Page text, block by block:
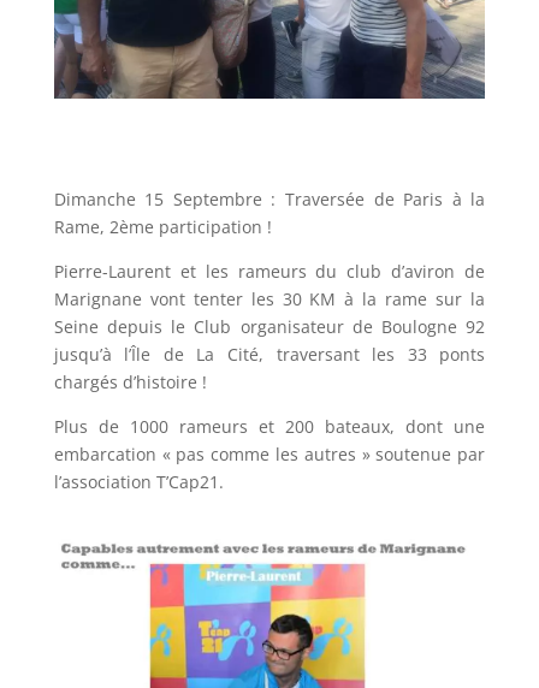
Dimanche 15 Septembre : Traversée de Paris à la
Rame, 2ème participation !
Pierre-Laurent et les rameurs du club d’aviron de
Marignane vont tenter les 30 KM à la rame sur la
Seine depuis le Club organisateur de Boulogne 92
jusqu’à l’Île de La Cité, traversant les 33 ponts
chargés d’histoire !
Plus de 1000 rameurs et 200 bateaux, dont une
embarcation « pas comme les autres » soutenue par
l’association T’Cap21.